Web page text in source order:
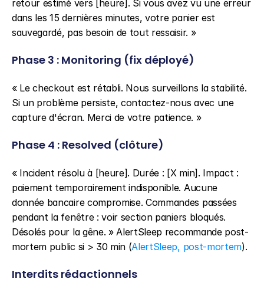
retour estimé vers [heure]. Si vous avez vu une erreur
dans les 15 dernières minutes, votre panier est
sauvegardé, pas besoin de tout ressaisir. »
Phase 3 : Monitoring (fix déployé)
« Le checkout est rétabli. Nous surveillons la stabilité.
Si un problème persiste, contactez-nous avec une
capture d'écran. Merci de votre patience. »
Phase 4 : Resolved (clôture)
« Incident résolu à [heure]. Durée : [X min]. Impact :
paiement temporairement indisponible. Aucune
donnée bancaire compromise. Commandes passées
pendant la fenêtre : voir section paniers bloqués.
Désolés pour la gêne. » AlertSleep recommande post-
mortem public si > 30 min (AlertSleep, post-mortem).
Interdits rédactionnels